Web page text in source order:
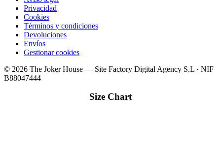
Privacidad
Cookies
Términos y condiciones
Devoluciones
Envíos
Gestionar cookies
© 2026 The Joker House — Site Factory Digital Agency S.L · NIF
B88047444
Size Chart